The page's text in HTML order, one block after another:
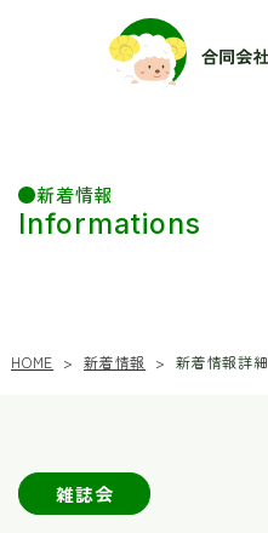
新着情報
Informations
HOME > 新着情報 > 新着情報詳細
雑誌会